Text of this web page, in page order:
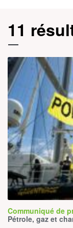
11
Communiqué de
Pétrole, gaz et